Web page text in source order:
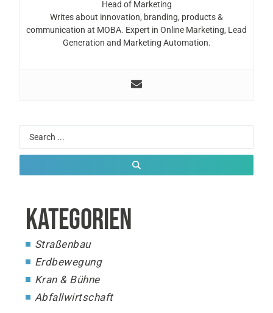
Head of Marketing
Writes about innovation, branding, products &
communication at MOBA. Expert in Online Marketing, Lead
Generation and Marketing Automation.
KATEGORIEN
Straßenbau
Erdbewegung
Kran & Bühne
Abfallwirtschaft